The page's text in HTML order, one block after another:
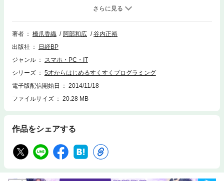
ト、検索、辞書の参照、引用などの機能が使用できません。5～7歳を対象
にした、無料のiPadアプリ「ScratchJr」を使った知育・育児本です。親子
で楽しみながら、プログラミングが学べます。ScratchJrを使った効果的な
アクティビティ(学習体験)を通して、アイデアを思い浮かべて、その実現
人と楽しむことを育みます。デジタルツールを駆使しながら、積み木やブ
ロックのような感覚で、創造力や問題解決力を養いましょう。
著者 橋爪香織 阿部和広
谷内正裕
出版社
日経BP
ジャンル
スマホ・PC・IT
シリーズ
5才からはじめるすくすくプログラミング
電子版配信開始日
2014/11/18
ファイルサイズ
20.28 MB
作品をシェアする